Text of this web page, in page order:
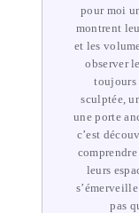
pour moi
montrent
et les
observer
toujours
sculptée,
une porte
c’est
leurs
pas